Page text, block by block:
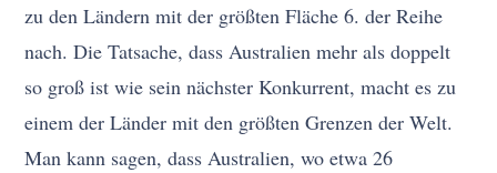
zu den Ländern mit der größten Fläche 6. der Reihe
nach. Die Tatsache, dass Australien mehr als doppelt
so groß ist wie sein nächster Konkurrent, macht es zu
einem der Länder mit den größten Grenzen der Welt.
Man kann sagen, dass Australien, wo etwa 26